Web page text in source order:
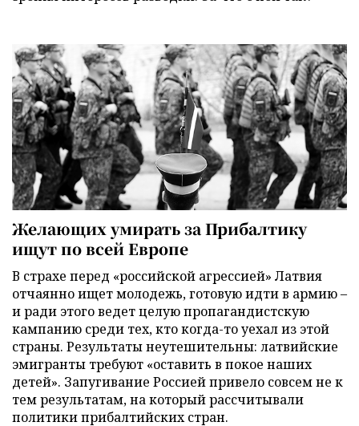
Желающих умирать за Прибалтику
ищут по всей Европе
В страхе перед «российской агрессией» Латвия
отчаянно ищет молодежь, готовую идти в армию –
и ради этого ведет целую пропагандистскую
кампанию среди тех, кто когда-то уехал из этой
страны. Результаты неутешительны: латвийские
эмигранты требуют «оставить в покое наших
детей». Запугивание Россией привело совсем не к
тем результатам, на который рассчитывали
политики прибалтийских стран.